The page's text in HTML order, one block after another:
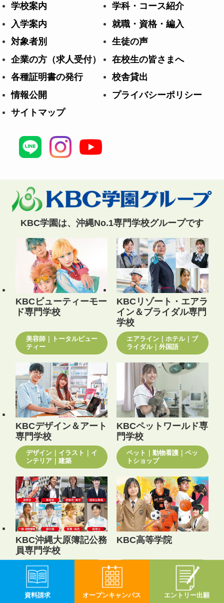
資料請求 オープンキャンパス エントリー出願
学校案内
学科・コース紹介
入学案内
就職・資格・編入
対象者別
生徒の声
企業の方（求人受付）
在校生の皆さまへ
各種証明書の発行
校舎貸出
情報公開
プライバシーポリシー
サイトマップ
KBC学園は、沖縄No.1専門学校グループです
KBCビューティーモー
ド専門学校
美容師｜トータルビュー
ティー
KBCリゾート・エアラ
イン＆ブライダル専門
学校
エアライン｜ホテル｜ブ
ライダル｜外国語
KBCデザイン＆アート
専門学校
デザイン｜イラスト｜イ
ンテリア｜建築
KBCペットワールド専
門学校
ペット｜動物看護｜ペッ
トショップ
KBC沖縄大原簿記公務
員専門学校
公務員｜ビジネス｜税理
士
KBC高等学院
ダブルスクール｜通信制